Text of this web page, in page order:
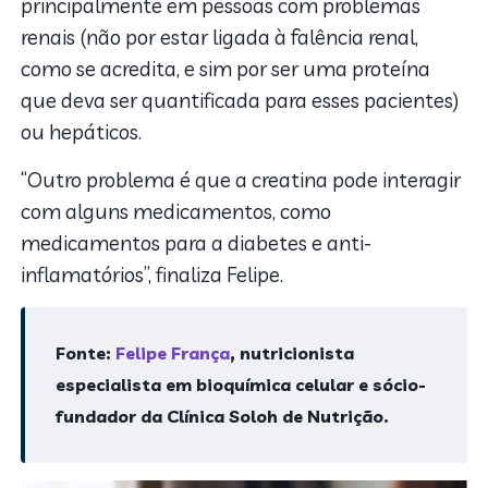
principalmente em pessoas com problemas
renais (não por estar ligada à falência renal,
como se acredita, e sim por ser uma proteína
que deva ser quantificada para esses pacientes)
ou hepáticos.
“Outro problema é que a creatina pode interagir
com alguns medicamentos, como
medicamentos para a diabetes e anti-
inflamatórios”, finaliza Felipe.
Fonte: Felipe França, nutricionista
especialista em bioquímica celular e sócio-
fundador da Clínica Soloh de Nutrição.